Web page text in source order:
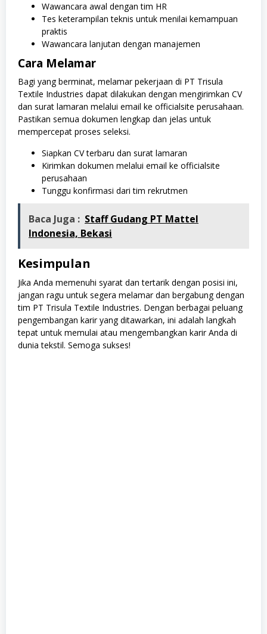
Wawancara awal dengan tim HR
Tes keterampilan teknis untuk menilai kemampuan
praktis
Wawancara lanjutan dengan manajemen
Cara Melamar
Bagi yang berminat, melamar pekerjaan di PT Trisula
Textile Industries dapat dilakukan dengan mengirimkan CV
dan surat lamaran melalui email ke officialsite perusahaan.
Pastikan semua dokumen lengkap dan jelas untuk
mempercepat proses seleksi.
Siapkan CV terbaru dan surat lamaran
Kirimkan dokumen melalui email ke officialsite
perusahaan
Tunggu konfirmasi dari tim rekrutmen
Baca Juga : Staff Gudang PT Mattel
Indonesia, Bekasi
Kesimpulan
Jika Anda memenuhi syarat dan tertarik dengan posisi ini,
jangan ragu untuk segera melamar dan bergabung dengan
tim PT Trisula Textile Industries. Dengan berbagai peluang
pengembangan karir yang ditawarkan, ini adalah langkah
tepat untuk memulai atau mengembangkan karir Anda di
dunia tekstil. Semoga sukses!